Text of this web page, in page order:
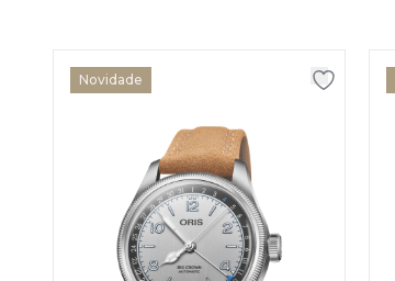
Novidade